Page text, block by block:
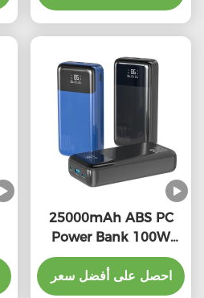
25000mAh ABS PC
Power Bank 100W
التوافق العالمي
احصل على أفضل سعر